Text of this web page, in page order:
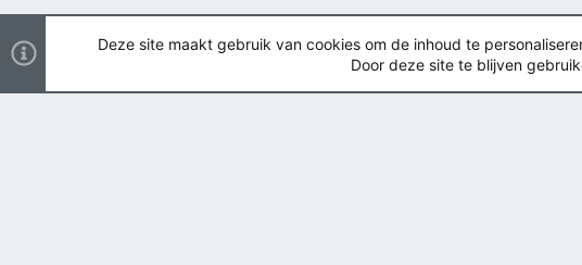
Deze site maakt gebruik van cookies om de inhoud te
Door deze site te blijven